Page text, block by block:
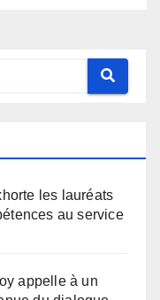
les lauréats
au service
appelle à un